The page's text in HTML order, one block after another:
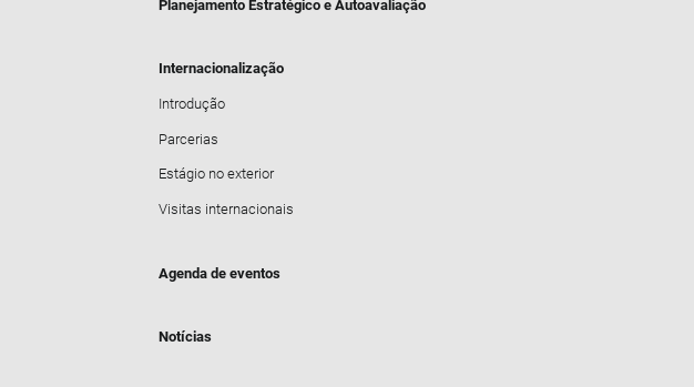
Planejamento Estratégico e Autoavaliação
Internacionalização
Introdução
Parcerias
Estágio no exterior
Visitas internacionais
Agenda de eventos
Notícias